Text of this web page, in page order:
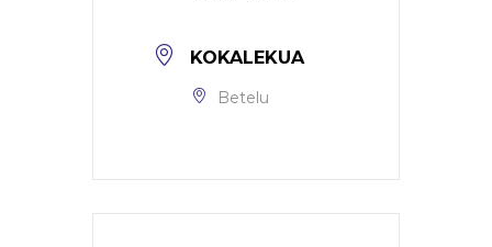
KOKALEKUA
Betelu